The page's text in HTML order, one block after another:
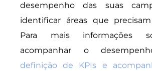
desempenho das suas
identificar áreas que
Para mais informações
acompanhar o
definição de KPIs e